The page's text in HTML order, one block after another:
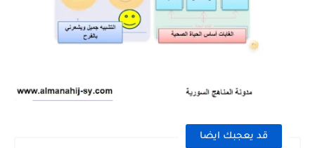
قد يعجبك ايضا